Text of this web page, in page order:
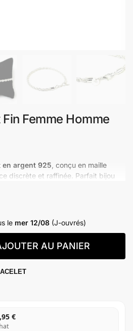
Femme Homme
en argent 925 , conçu en maille
discrète et raffinée. Parfait bijou
ou les femmes cherchant un
il apporte une touche de
Un accessoire qui allie
le quotidien.
le mer 12/08 (J-ouvrés)
AU PANIER
€